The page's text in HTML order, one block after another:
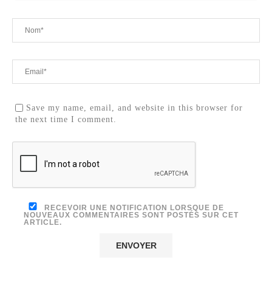
Save my name, email, and website in this browser for
the next time I comment.
RECEVOIR UNE NOTIFICATION LORSQUE DE
NOUVEAUX COMMENTAIRES SONT POSTÉS SUR CET
ARTICLE.